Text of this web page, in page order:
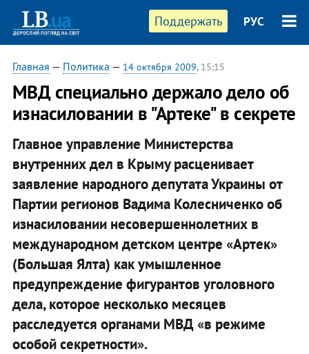
Поддержать РУС
Главная — Политика — 14 октября 2009, 15:15
МВД специально держало дело об
изнасиловании в "Артеке" в секрете
Главное управление Министерства
внутренних дел в Крыму расценивает
заявление народного депутата Украины от
Партии регионов Вадима Колесниченко об
изнасиловании несовершеннолетних в
международном детском центре «Артек»
(Большая Ялта) как умышленное
предупреждение фигурантов уголовного
дела, которое несколько месяцев
расследуется органами МВД «в режиме
особой секретности».